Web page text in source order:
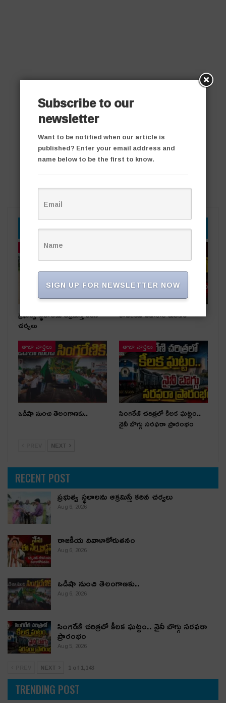
YOU MIGHT ALSO LIKE
తాజా వార్తలు
ప్రభుత్వ స్థలాలను ఆక్రమిస్తే కఠిన
చర్యలు
రాజకీయ దివాళాకోరుతనం
తాజా వార్తలు
ఒడిషా నుంచి తెలంగాణ‌కు..
తాజా వార్తలు
సింగరేణి చరిత్రలో కీలక ఘట్టం..
నైనీ బొగ్గు సరఫరా ప్రారంభం
NEXT
RECENT POST
ప్రభుత్వ స్థలాలను ఆక్రమిస్తే కఠిన చర్యలు
Aug 6, 2026
రాజకీయ దివాళాకోరుతనం
Aug 6, 2026
ఒడిషా నుంచి తెలంగాణ‌కు..
Aug 6, 2026
సింగరేణి చరిత్రలో కీలక ఘట్టం.. నైనీ బొగ్గు సరఫరా
ప్రారంభం
Aug 5, 2026
NEXT 1 of 1,143
TRENDING POST
Subscribe to our
newsletter
Want to be notified when our article is
published? Enter your email address and
name below to be the first to know.
SIGN UP FOR NEWSLETTER NOW